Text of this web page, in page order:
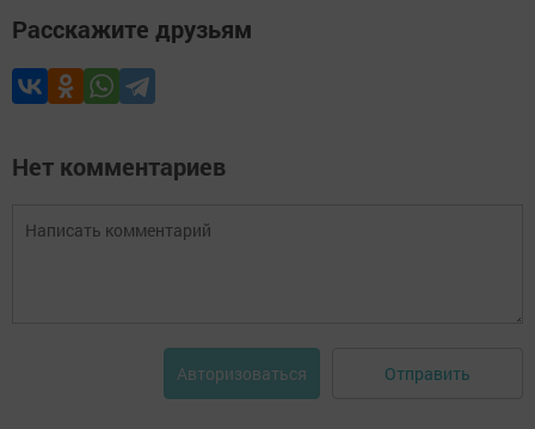
Расскажите друзьям
Нет комментариев
Авторизоваться Отправить